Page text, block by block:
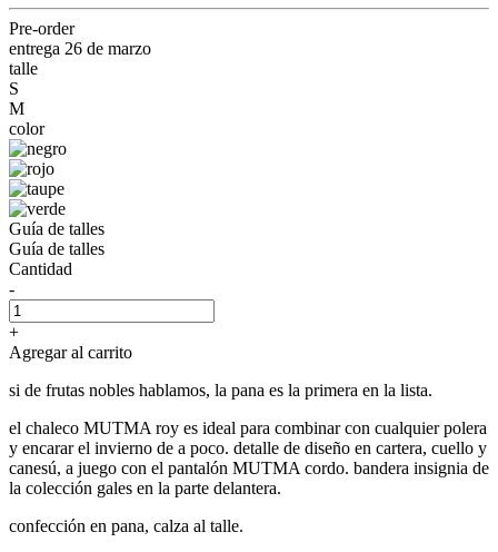
Pre-order
entrega 26 de marzo
talle
S
M
color
Guía de talles
Guía de talles
Cantidad
-
+
Agregar al carrito
si de frutas nobles hablamos, la pana es la primera en la lista.
el chaleco MUTMA roy es ideal para combinar con cualquier polera
y encarar el invierno de a poco. detalle de diseño en cartera, cuello y
canesú, a juego con el pantalón MUTMA cordo. bandera insignia de
la colección gales en la parte delantera.
confección en pana, calza al talle.